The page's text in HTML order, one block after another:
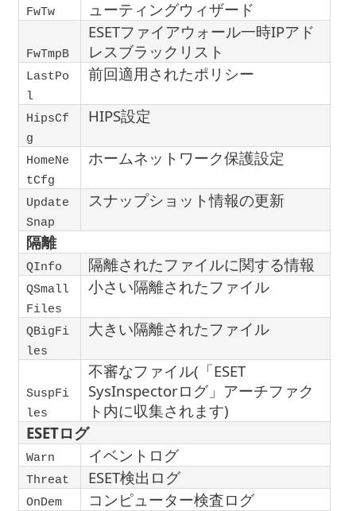
FwTw ューティングウィザード
FwTmpB
ESETファイアウォール一時IPアド
レスブラックリスト
LastPo
l
前回適用されたポリシー
HipsCf
g
HIPS設定
HomeNe
tCfg
ホームネットワーク保護設定
Update
Snap
スナップショット情報の更新
隔離
QInfo 隔離されたファイルに関する情報
QSmall
Files
小さい隔離されたファイル
QBigFi
les
大きい隔離されたファイル
SuspFi
les
不審なファイル(「ESET
SysInspectorログ」アーチファク
ト内に収集されます)
ESETログ
Warn イベントログ
Threat ESET検出ログ
OnDem コンピューター検査ログ